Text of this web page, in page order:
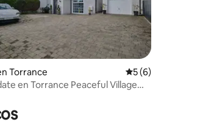
5 de 5; 253 evaluaciones
Torrance Calificación
5 (6)
en Torrance Peaceful Village